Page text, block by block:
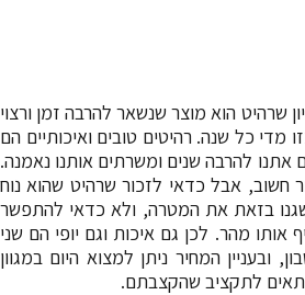
שרהיט הוא מוצר שנשאר להרבה זמן ורצוי
מדי כל שנה. רהיטים טובים ואיכותיים הם
להרבה שנים ומשרתים אותנו נאמנה.
חשוב, אבל כדאי לזכור שרהיט שהוא נוח
בזאת את המטרה, ולא כדאי להתפשר
אותו מהר. לכן גם איכות וגם יופי הם שני
ובעניין המחיר ניתן למצוא היום במגוון
לתקציב שהקצבתם.